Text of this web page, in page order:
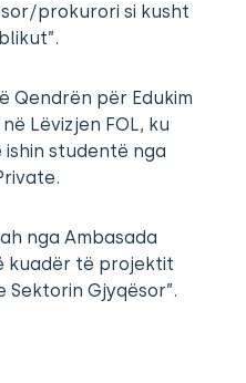
prokurori si kusht
Qendrën për Edukim
Lëvizjen FOL, ku
studentë nga
nga Ambasada
kuadër të projektit
Sektorin Gjyqësor”.